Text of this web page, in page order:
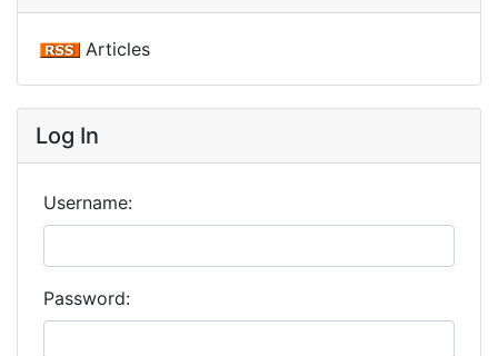
Articles
Log In
Username:
Password: